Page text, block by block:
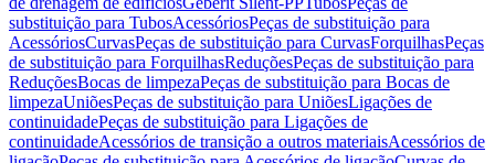
substituição para TubosAcessóriosPeças de substituição para
AcessóriosCurvasPeças de substituição para CurvasForquilhasPeças
de substituição para ForquilhasReduçõesPeças de substituição para
ReduçõesBocas de limpezaPeças de substituição para Bocas de
limpezaUniõesPeças de substituição para UniõesLigações de
continuidadePeças de substituição para Ligações de
continuidadeAcessórios de transição a outros materiaisAcessórios de